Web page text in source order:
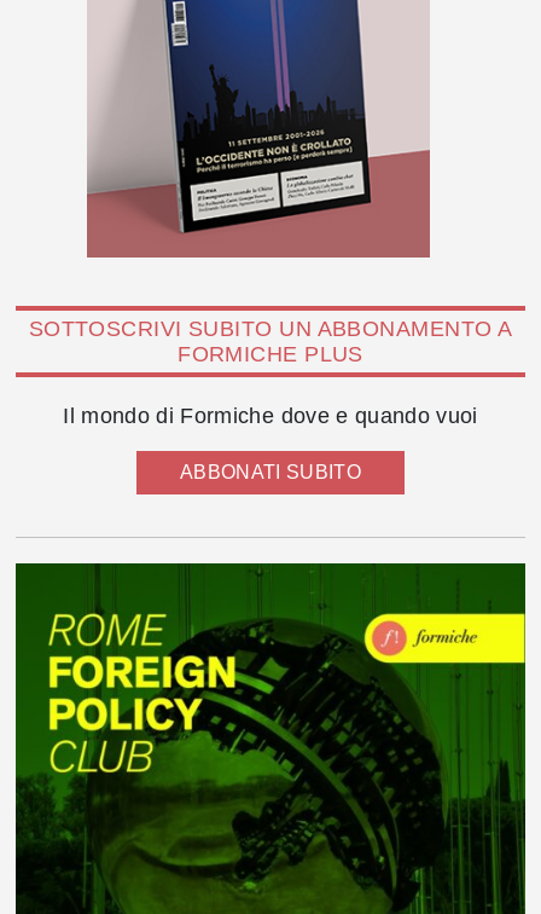
SOTTOSCRIVI SUBITO UN ABBONAMENTO A
FORMICHE PLUS
Il mondo di Formiche dove e quando vuoi
ABBONATI SUBITO